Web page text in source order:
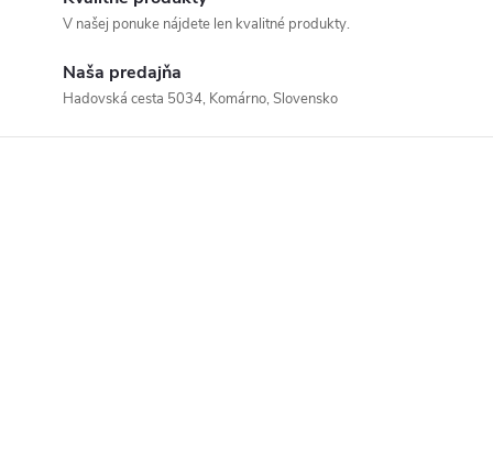
V našej ponuke nájdete len kvalitné produkty.
Naša predajňa
Hadovská cesta 5034, Komárno, Slovensko